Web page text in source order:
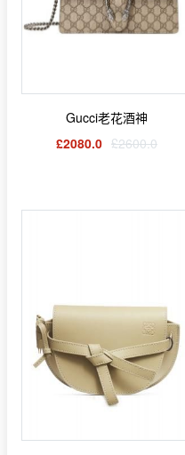
Gucci老花酒神
£2080.0 £2600.0